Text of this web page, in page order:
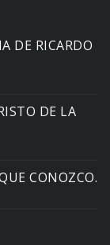
DE RICARDO
DE LA
CONOZCO.